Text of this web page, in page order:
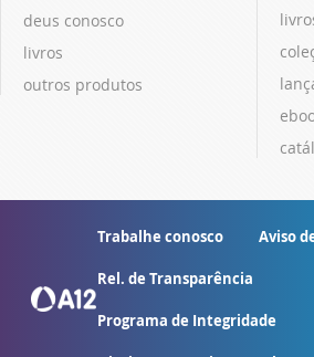
deus conosco
livros
outros produtos
Trabalhe conosco Aviso
Rel. de Transparência
Programa de Integridade